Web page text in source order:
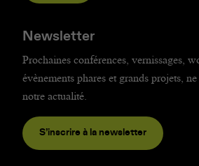
Newsletter
Prochaines conférences, vernissages,
évènements phares et grands projets,
notre actualité.
S’inscrire à la newsletter